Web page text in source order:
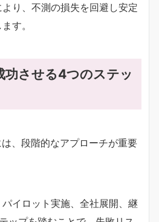
り、不測の損失を回避し安定
す。
功させる4つのステッ
、段階的なアプローチが重要
イロット実施、全社展開、継